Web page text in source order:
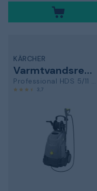
KÄRCHER
Varmtvandsrenser
Professional HDS 5/11 UX
3,7